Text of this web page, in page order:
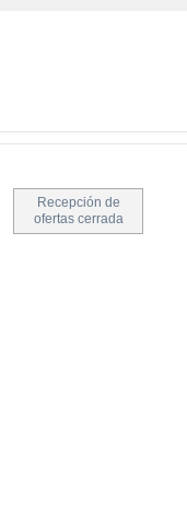
Recepción de
ofertas cerrada